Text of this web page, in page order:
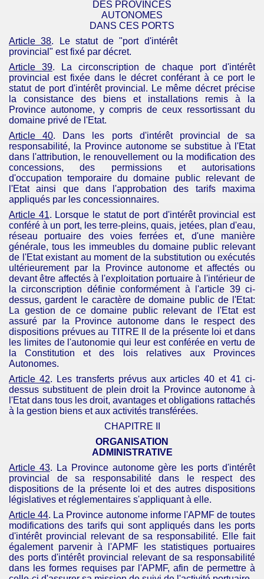
DES PROVINCES
AUTONOMES
DANS CES PORTS
Article 38. Le statut de "port d'intérêt
provincial" est fixé par décret.
Article 39. La circonscription de chaque port d'intérêt
provincial est fixée dans le décret conférant à ce port le
statut de port d'intérêt provincial. Le même décret précise
la consistance des biens et installations remis à la
Province autonome, y compris de ceux ressortissant du
domaine privé de l'Etat.
Article 40. Dans les ports d'intérêt provincial de sa
responsabilité, la Province autonome se substitue à l'Etat
dans l'attribution, le renouvellement ou la modification des
concessions, des permissions et autorisations
d'occupation temporaire du domaine public relevant de
l'Etat ainsi que dans l'approbation des tarifs maxima
appliqués par les concessionnaires.
Article 41. Lorsque le statut de port d'intérêt provincial est
conféré à un port, les terre-pleins, quais, jetées, plan d'eau,
réseau portuaire des voies ferrées et, d'une manière
générale, tous les immeubles du domaine public relevant
de l'Etat existant au moment de la substitution ou exécutés
ultérieurement par la Province autonome et affectés ou
devant être affectés à l'exploitation portuaire à l'intérieur de
la circonscription définie conformément à l'article 39 ci-
dessus, gardent le caractère de domaine public de l'Etat:
La gestion de ce domaine public relevant de l'Etat est
assuré par la Province autonome dans le respect des
dispositions prévues au TITRE II de la présente loi et dans
les limites de l'autonomie qui leur est conférée en vertu de
la Constitution et des lois relatives aux Provinces
Autonomes.
Article 42. Les transferts prévus aux articles 40 et 41 ci-
dessus substituent de plein droit la Province autonome à
l'Etat dans tous les droit, avantages et obligations rattachés
à la gestion biens et aux activités transférées.
CHAPITRE II
ORGANISATION
ADMINISTRATIVE
Article 43. La Province autonome gère les ports d'intérêt
provincial de sa responsabilité dans le respect des
dispositions de la présente loi et des autres dispositions
législatives et réglementaires s'appliquant à elle.
Article 44. La Province autonome informe l'APMFde toutes
modifications des tarifs qui sont appliqués dans les ports
d'intérêt provincial relevant de sa responsabilité. Elle fait
également parvenir à l'APMF les statistiques portuaires
des ports d'intérêt provincial relevant de sa responsabilité
dans les formes requises par l'APMF, afin de permettre à